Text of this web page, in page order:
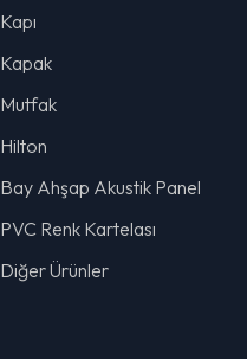
Kapı
Kapak
Mutfak
Hilton
Bay Ahşap Akustik Panel
PVC Renk Kartelası
Diğer Ürünler